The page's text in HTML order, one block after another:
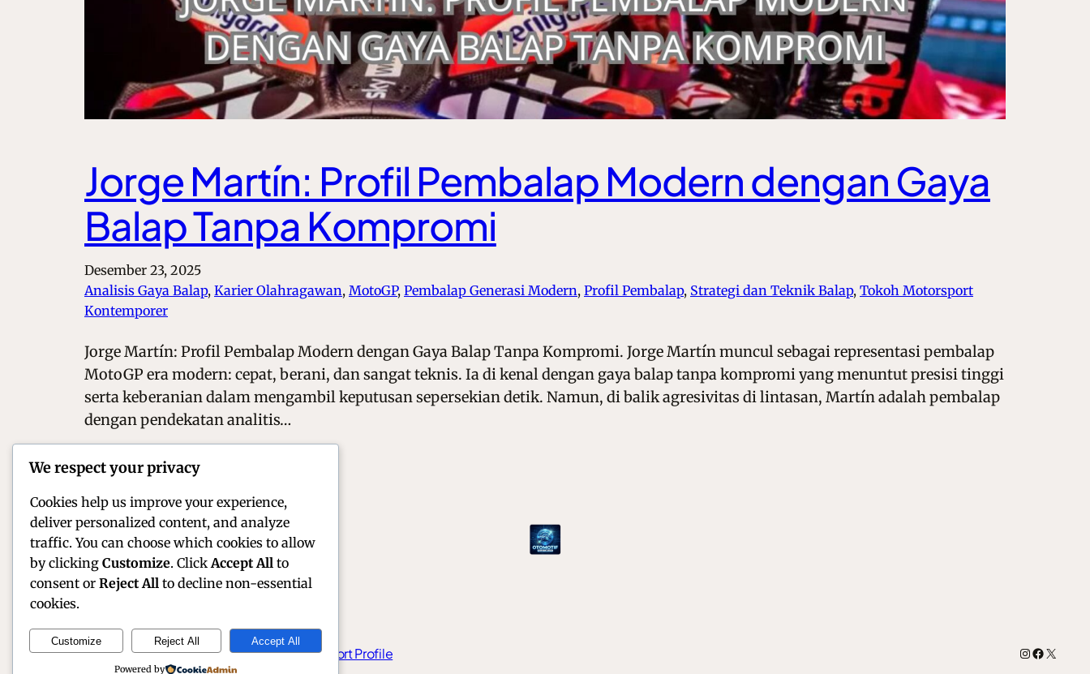
Jorge Martín: Profil Pembalap Modern dengan Gaya
Balap Tanpa Kompromi
Desember 23, 2025
Analisis Gaya Balap, Karier Olahragawan, MotoGP, Pembalap Generasi Modern, Profil Pembalap, Strategi dan Teknik Balap, Tokoh Motorsport
Kontemporer
Jorge Martín: Profil Pembalap Modern dengan Gaya Balap Tanpa Kompromi. Jorge Martín muncul sebagai representasi pembalap
MotoGP era modern: cepat, berani, dan sangat teknis. Ia di kenal dengan gaya balap tanpa kompromi yang menuntut presisi tinggi
serta keberanian dalam mengambil keputusan sepersekian detik. Namun, di balik agresivitas di lintasan, Martín adalah pembalap
dengan pendekatan analitis…
Official Site of Christian Montanari | Racer & Motorsport Profile Instagram
Facebook
X
We respect your privacy
Cookies help us improve your experience,
deliver personalized content, and analyze
traffic. You can choose which cookies to allow
by clicking Customize. ClickAccept All to
consent or Reject All to decline non-essential
cookies.
Customize Reject All Accept All
Powered by